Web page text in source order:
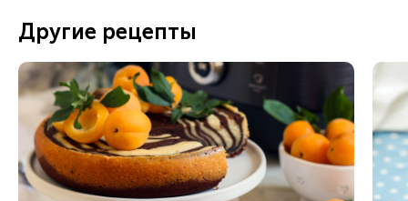
Другие рецепты